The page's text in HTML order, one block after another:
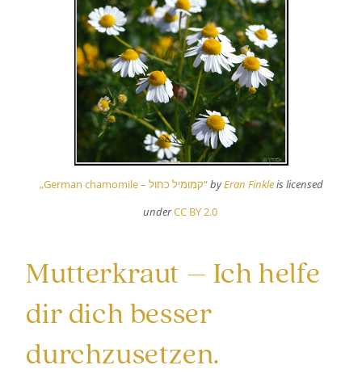
„German chamomile – קמומיל כחול“byEran Finkleis licensed
underCC BY 2.0
Mutterkraut – Ich helfe
dir dich besser
durchzusetzen.